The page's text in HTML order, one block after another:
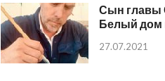
Сын главы
Белый дом
27.07.2021